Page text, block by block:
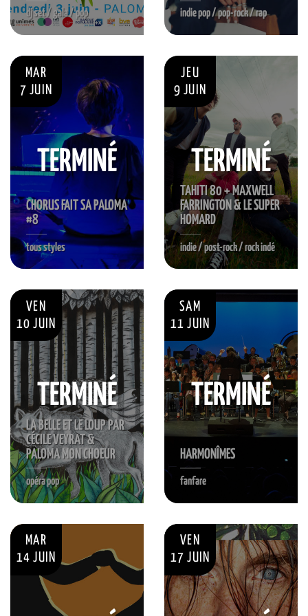
dj set / gala / pop indie pop / pop-rock / rap
MAR
7 JUIN
CHORUS FAIT SA PALOMA
#8
tous styles
TERMINÉ
JEU
9 JUIN
TAHITI 80 + MAXWELL
FARRINGTON & LE SUPER
HOMARD
indie / post-rock / rock indé
TERMINÉ
VEN
10 JUIN
LA BELLE ET LE LOUP PAR
CÉCILE VEYRAT &
PALOMA MON CHOEUR
opéra pop
TERMINÉ
SAM
11 JUIN
HARMONÎMES
fanfare
TERMINÉ
MAR
14 JUIN
VEN
17 JUIN